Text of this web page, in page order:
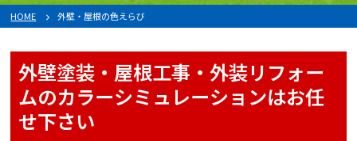
HOME 外壁・屋根の色えらび
外壁塗装・屋根工事・外装リフォー
ムのカラーシミュレーションはお任
せ下さい